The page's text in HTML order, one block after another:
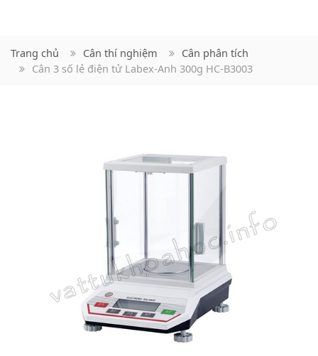
Trang chủ Cân thí nghiệm
Cân phân tích
Cân 3 số lẻ điện tử Labex-Anh 300g HC-B3003